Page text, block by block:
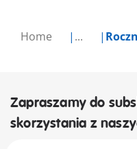
Home ...
Zapraszamy do
skorzystania z